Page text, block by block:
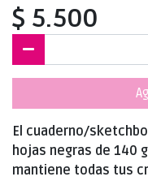
$ 5.500
El cuaderno/
hojas negras de 140
mantiene todas tus